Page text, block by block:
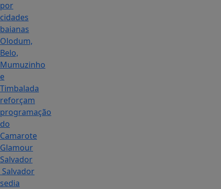
por
cidades
baianas
Olodum,
Belo,
Mumuzinho
e
Timbalada
reforçam
programação
do
Camarote
Glamour
Salvador
Salvador
sedia